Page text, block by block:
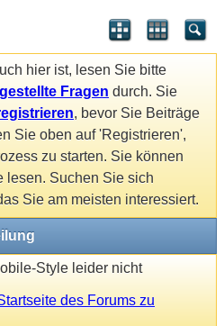
hier ist, lesen Sie bitte
Fragen durch. Sie
, bevor Sie Beiträge
Sie oben auf 'Registrieren',
zu starten. Sie können
lesen. Suchen Sie sich
Sie am meisten interessiert.
Style leider nicht
des Forums zu